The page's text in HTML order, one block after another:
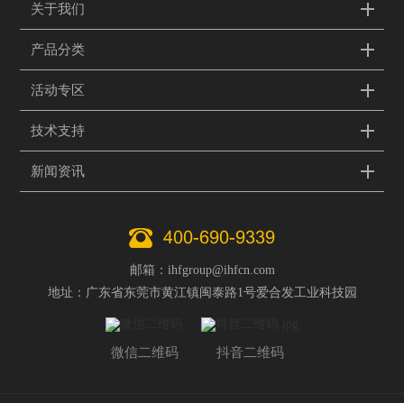
关于我们
产品分类
活动专区
技术支持
新闻资讯
400-690-9339
邮箱：ihfgroup@ihfcn.com
地址：广东省东莞市黄江镇闽泰路1号爱合发工业科技园
微信二维码 抖音二维码